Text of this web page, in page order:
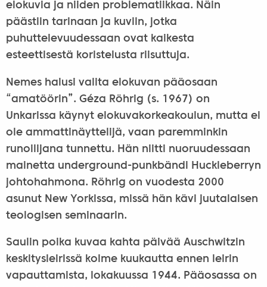
elokuvia ja niiden problematiikkaa. Näin
päästiin tarinaan ja kuviin, jotka
puhuttelevuudessaan ovat kaikesta
esteettisestä koristelusta riisuttuja.
Nemes halusi valita elokuvan pääosaan
“amatöörin”. Géza Röhrig (s. 1967) on
Unkarissa käynyt elokuvakorkeakoulun, mutta ei
ole ammattinäyttelijä, vaan paremminkin
runoilijana tunnettu. Hän niitti nuoruudessaan
mainetta underground-punkbändi Huckleberryn
johtohahmona. Röhrig on vuodesta 2000
asunut New Yorkissa, missä hän kävi juutalaisen
teologisen seminaarin.
Saulin poika kuvaa kahta päivää Auschwitzin
keskitysleirissä kolme kuukautta ennen leirin
vapauttamista, lokakuussa 1944. Pääosassa on